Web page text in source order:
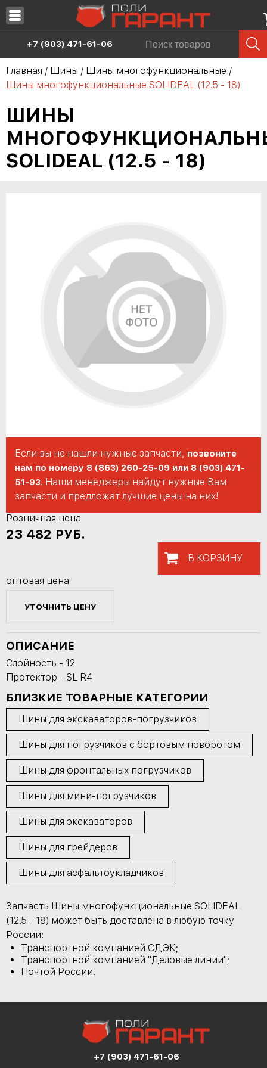
Запчасти
Шины
Сервис
Аренда спецтехники
Продажа спецтехники
+7 (903) 471-61-06
Главная / Шины / Шины многофункциональные /
Шины многофункциональные SOLIDEAL (12.5 - 18)
ШИНЫ
SOLIDEAL (12.5 - 18)
Если вы не нашли нужные запчасти, позвоните
нам по номеру 8 (863) 260-25-09 или 8 (903) 471-
51-93. Наши менеджеры найдут нужные Вам
запчасти и предложат лучшие цены на них!
Розничная цена
23 482 РУБ.
В КОРЗИНУ
оптовая цена
УТОЧНИТЬ ЦЕНУ
ОПИСАНИЕ
Слойность - 12
Протектор - SL R4
БЛИЗКИЕ ТОВАРНЫЕ КАТЕГОРИИ
Шины для экскаваторов-погрузчиков
Шины для погрузчиков с бортовым поворотом
Шины для фронтальных погрузчиков
Шины для мини-погрузчиков
Шины для экскаваторов
Шины для грейдеров
Шины для асфальтоукладчиков
Запчасть Шины многофункциональные SOLIDEAL
(12.5 - 18) может быть доставлена в любую точку
России:
Транспортной компанией СДЭК;
Транспортной компанией "Деловые линии";
Почтой России.
+7 (903) 471-61-06